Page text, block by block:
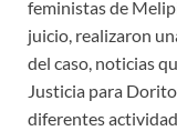
feministas de
juicio, realizaron
del caso, noticias
Justicia para
diferentes